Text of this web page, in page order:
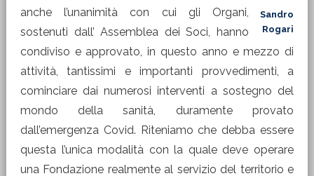
Sandro
Rogari
anche l’unanimità con cui gli Organi,
sostenuti dall’ Assemblea dei Soci, hanno
condiviso e approvato, in questo anno e mezzo di
attività, tantissimi e importanti provvedimenti, a
cominciare dai numerosi interventi a sostegno del
mondo della sanità, duramente provato
dall’emergenza Covid. Riteniamo che debba essere
questa l’unica modalità con la quale deve operare
una Fondazione realmente al servizio del territorio e